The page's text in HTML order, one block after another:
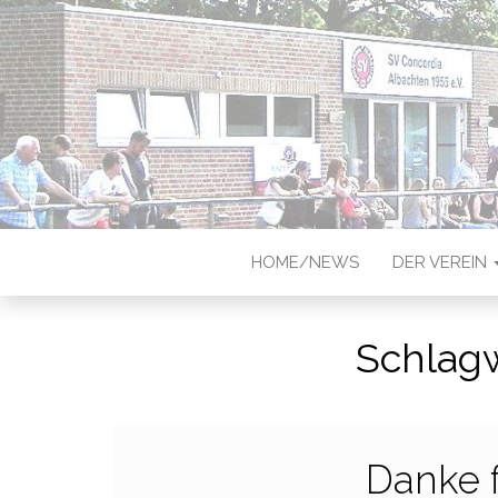
Sportverein in Münster-
HOME/NEWS DER VEREIN
Danke